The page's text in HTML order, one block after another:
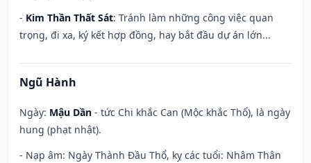
- Kim Thần Thất Sát: Tránh làm những công việc quan
trọng, đi xa, ký kết hợp đồng, hay bắt đầu dự án lớn...
Ngũ Hành
Ngày: Mậu Dần - tức Chi khắc Can (Mộc khắc Thổ), là ngày
hung (phạt nhật).
- Nạp âm: Ngày Thành Đầu Thổ, kỵ các tuổi: Nhâm Thân